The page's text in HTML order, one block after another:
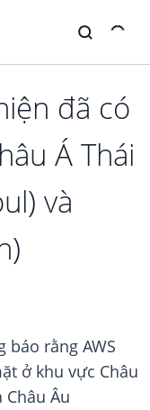
đã có
Á Thái
và
rằng AWS
ở khu vực Châu
Châu Âu